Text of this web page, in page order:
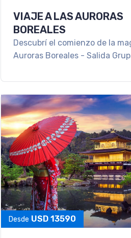
VIAJE A LAS AURORAS
BOREALES
Descubrí el comienzo de la
Auroras Boreales - Salida
Desde USD 13590